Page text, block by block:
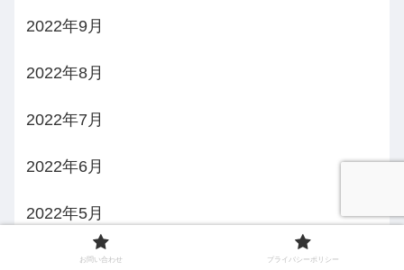
2022年9月
2022年8月
2022年7月
2022年6月
2022年5月
2022年4月
お問い合わせ プライバシーポリシー